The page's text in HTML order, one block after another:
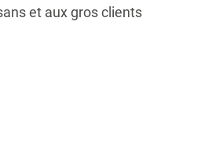
et aux gros clients